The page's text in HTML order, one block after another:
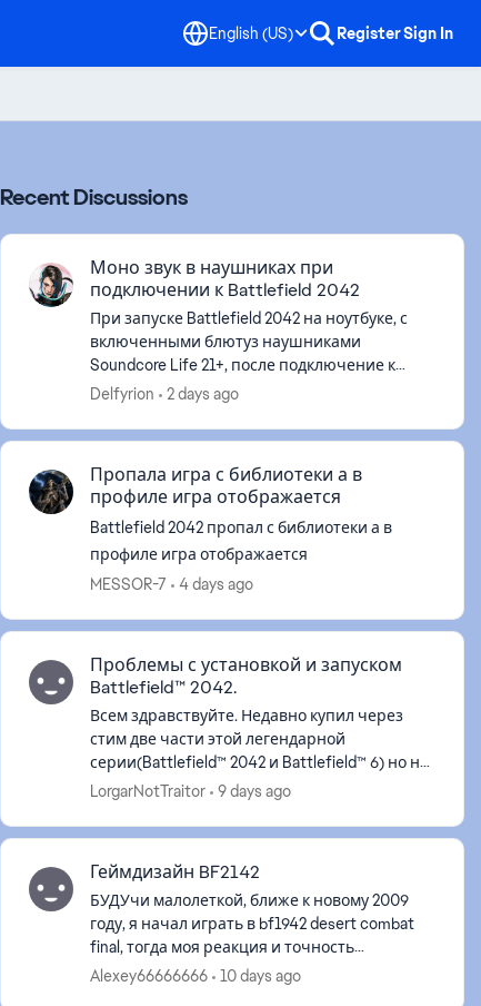
English (US) RegisterSign In
Recent Discussions
Моно звук в наушниках при
подключении к Battlefield 2042
При запуске Battlefield 2042 на ноутбуке, с
включенными блютуз наушниками
Soundcore Life 21+, после подключение к
сетевым службам звук вместо стерео
стоит ...
Delfyrion 2 days ago
Пропала игра с библиотеки а в
профиле игра отображается
Battlefield 2042 пропал с библиотеки а в
профиле игра отображается
MESSOR-7
4 days ago
Проблемы с установкой и запуском
Battlefield™ 2042.
Всем здравствуйте. Недавно купил через
стим две части этой легендарной
серии(Battlefield™ 2042 и Battlefield™ 6) но не
могу поиграть. После скачивания во время
LorgarNotTraitor 9 days ago
Геймдизайн BF2142
БУДУчи малолеткой, ближе к новому 2009
году, я начал играть в bf1942 desert combat
final, тогда моя реакция и точность
попадания бомбами самолётов была
Alexey66666666 10 days ago